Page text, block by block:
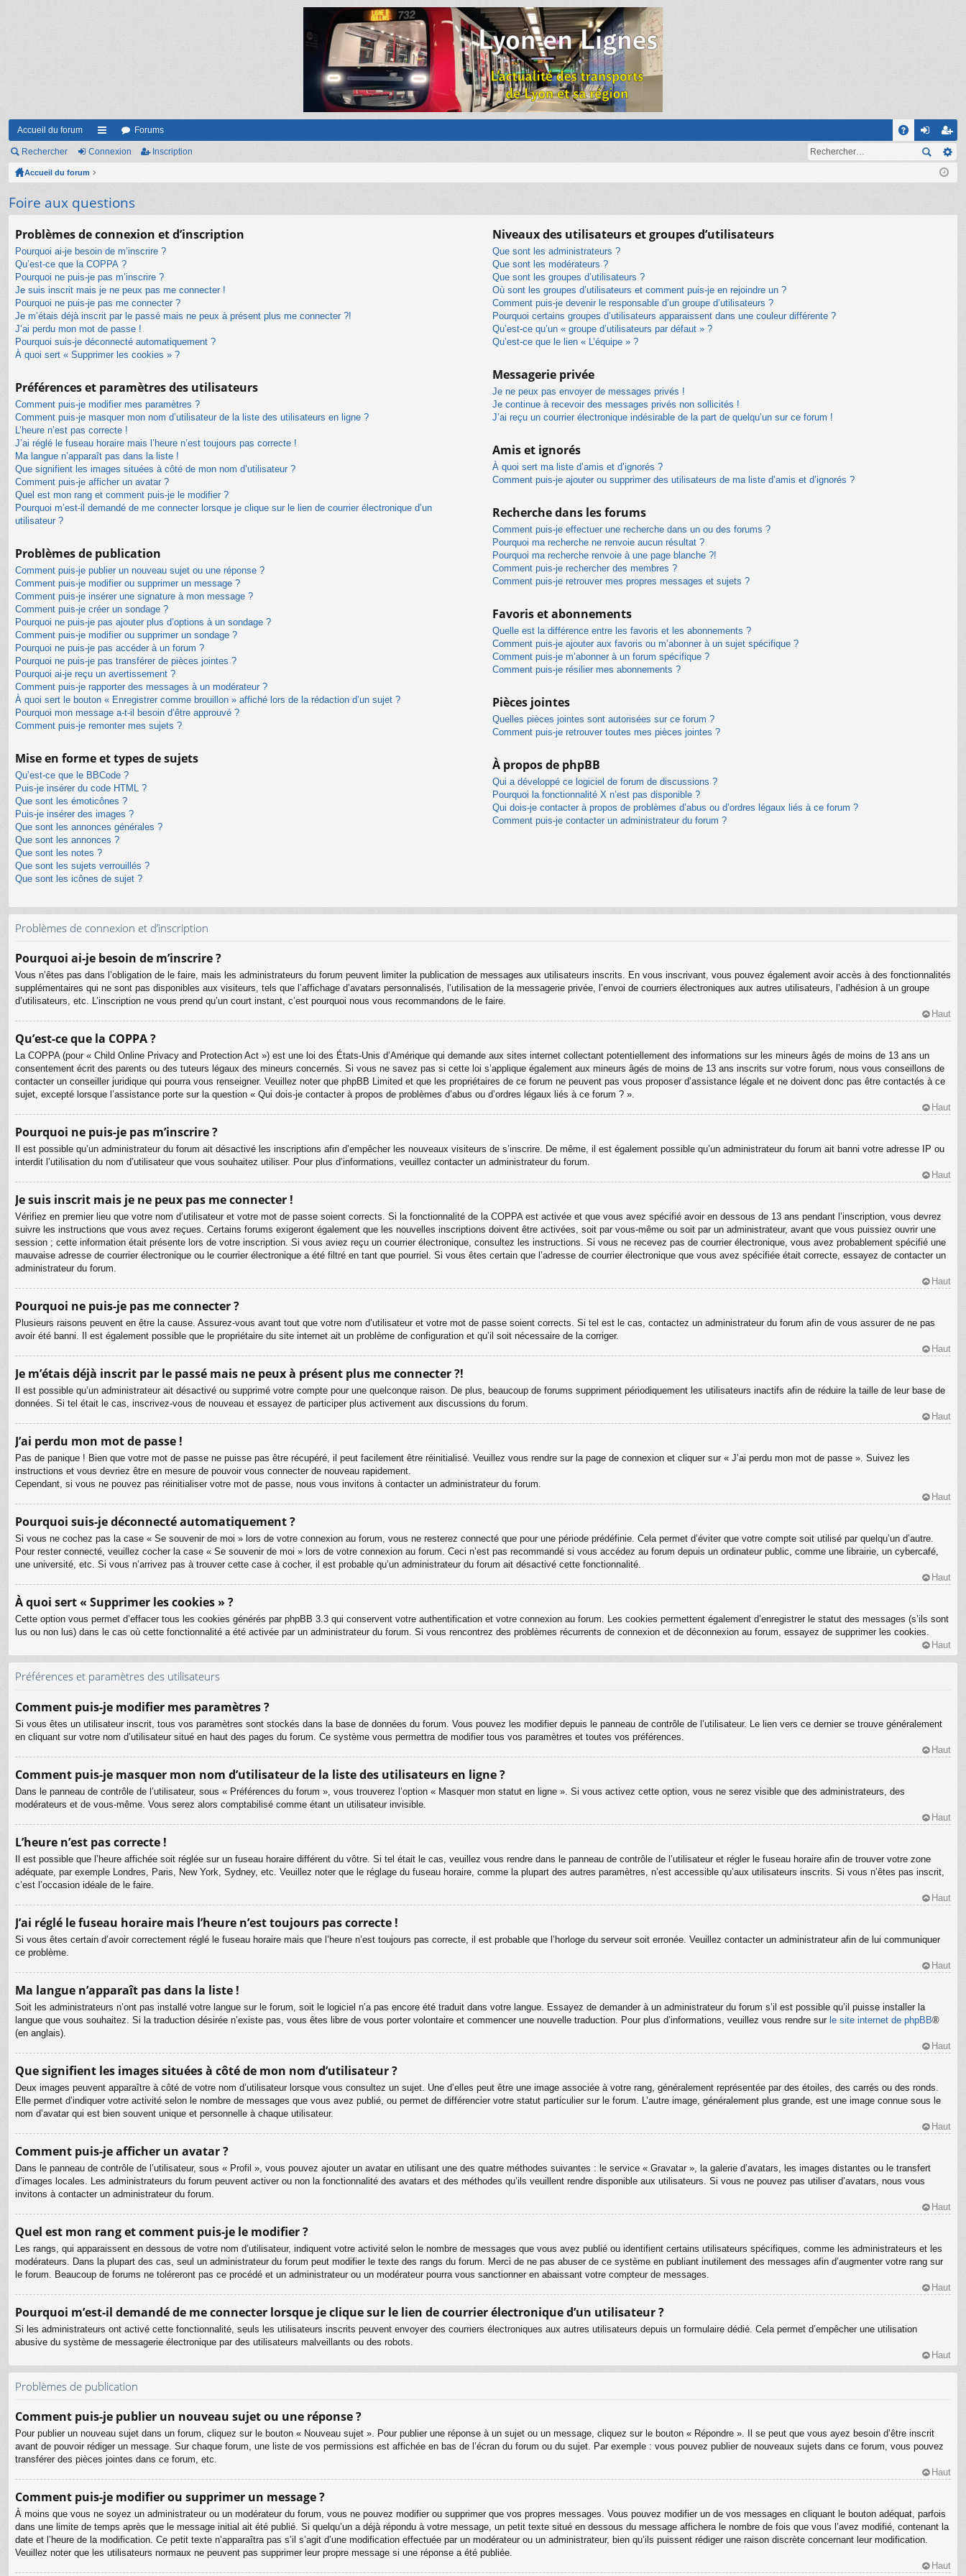
Accueil du forum
ac
ci
s
Forums
on
on
ns
cri
on
Rechercher Connexion Inscription
Accueil du forum
Foire aux questions
Problèmes de connexion et d’inscription
Pourquoi ai-je besoin de m’inscrire ?
Qu’est-ce que la COPPA ?
Pourquoi ne puis-je pas m’inscrire ?
Je suis inscrit mais je ne peux pas me connecter !
Pourquoi ne puis-je pas me connecter ?
Je m’étais déjà inscrit par le passé mais ne peux à présent plus me connecter ?!
J’ai perdu mon mot de passe !
Pourquoi suis-je déconnecté automatiquement ?
À quoi sert « Supprimer les cookies » ?
Préférences et paramètres des utilisateurs
Comment puis-je modifier mes paramètres ?
Comment puis-je masquer mon nom d’utilisateur de la liste des utilisateurs en ligne ?
L’heure n’est pas correcte !
J’ai réglé le fuseau horaire mais l’heure n’est toujours pas correcte !
Ma langue n’apparaît pas dans la liste !
Que signifient les images situées à côté de mon nom d’utilisateur ?
Comment puis-je afficher un avatar ?
Quel est mon rang et comment puis-je le modifier ?
Pourquoi m’est-il demandé de me connecter lorsque je clique sur le lien de courrier électronique d’un
utilisateur ?
Problèmes de publication
Comment puis-je publier un nouveau sujet ou une réponse ?
Comment puis-je modifier ou supprimer un message ?
Comment puis-je insérer une signature à mon message ?
Comment puis-je créer un sondage ?
Pourquoi ne puis-je pas ajouter plus d’options à un sondage ?
Comment puis-je modifier ou supprimer un sondage ?
Pourquoi ne puis-je pas accéder à un forum ?
Pourquoi ne puis-je pas transférer de pièces jointes ?
Pourquoi ai-je reçu un avertissement ?
Comment puis-je rapporter des messages à un modérateur ?
À quoi sert le bouton « Enregistrer comme brouillon » affiché lors de la rédaction d’un sujet ?
Pourquoi mon message a-t-il besoin d’être approuvé ?
Comment puis-je remonter mes sujets ?
Mise en forme et types de sujets
Qu’est-ce que le BBCode ?
Puis-je insérer du code HTML ?
Que sont les émoticônes ?
Puis-je insérer des images ?
Que sont les annonces générales ?
Que sont les annonces ?
Que sont les notes ?
Que sont les sujets verrouillés ?
Que sont les icônes de sujet ?
Niveaux des utilisateurs et groupes d’utilisateurs
Que sont les administrateurs ?
Que sont les modérateurs ?
Que sont les groupes d’utilisateurs ?
Où sont les groupes d’utilisateurs et comment puis-je en rejoindre un ?
Comment puis-je devenir le responsable d’un groupe d’utilisateurs ?
Pourquoi certains groupes d’utilisateurs apparaissent dans une couleur différente ?
Qu’est-ce qu’un « groupe d’utilisateurs par défaut » ?
Qu’est-ce que le lien « L’équipe » ?
Messagerie privée
Je ne peux pas envoyer de messages privés !
Je continue à recevoir des messages privés non sollicités !
J’ai reçu un courrier électronique indésirable de la part de quelqu’un sur ce forum !
Amis et ignorés
À quoi sert ma liste d’amis et d’ignorés ?
Comment puis-je ajouter ou supprimer des utilisateurs de ma liste d’amis et d’ignorés ?
Recherche dans les forums
Comment puis-je effectuer une recherche dans un ou des forums ?
Pourquoi ma recherche ne renvoie aucun résultat ?
Pourquoi ma recherche renvoie à une page blanche ?!
Comment puis-je rechercher des membres ?
Comment puis-je retrouver mes propres messages et sujets ?
Favoris et abonnements
Quelle est la différence entre les favoris et les abonnements ?
Comment puis-je ajouter aux favoris ou m’abonner à un sujet spécifique ?
Comment puis-je m’abonner à un forum spécifique ?
Comment puis-je résilier mes abonnements ?
Pièces jointes
Quelles pièces jointes sont autorisées sur ce forum ?
Comment puis-je retrouver toutes mes pièces jointes ?
À propos de phpBB
Qui a développé ce logiciel de forum de discussions ?
Pourquoi la fonctionnalité X n’est pas disponible ?
Qui dois-je contacter à propos de problèmes d’abus ou d’ordres légaux liés à ce forum ?
Comment puis-je contacter un administrateur du forum ?
Problèmes de connexion et d’inscription
Pourquoi ai-je besoin de m’inscrire ?
Vous n’êtes pas dans l’obligation de le faire, mais les administrateurs du forum peuvent limiter la publication de messages aux utilisateurs inscrits. En vous inscrivant, vous pouvez également avoir accès à des fonctionnalités
supplémentaires qui ne sont pas disponibles aux visiteurs, tels que l’affichage d’avatars personnalisés, l’utilisation de la messagerie privée, l’envoi de courriers électroniques aux autres utilisateurs, l’adhésion à un groupe
d’utilisateurs, etc. L’inscription ne vous prend qu’un court instant, c’est pourquoi nous vous recommandons de le faire.
Haut
Qu’est-ce que la COPPA ?
La COPPA (pour « Child Online Privacy and Protection Act ») est une loi des États-Unis d’Amérique qui demande aux sites internet collectant potentiellement des informations sur les mineurs âgés de moins de 13 ans un
consentement écrit des parents ou des tuteurs légaux des mineurs concernés. Si vous ne savez pas si cette loi s’applique également aux mineurs âgés de moins de 13 ans inscrits sur votre forum, nous vous conseillons de
contacter un conseiller juridique qui pourra vous renseigner. Veuillez noter que phpBB Limited et que les propriétaires de ce forum ne peuvent pas vous proposer d’assistance légale et ne doivent donc pas être contactés à ce
sujet, excepté lorsque l’assistance porte sur la question « Qui dois-je contacter à propos de problèmes d’abus ou d’ordres légaux liés à ce forum ? ».
Haut
Pourquoi ne puis-je pas m’inscrire ?
Il est possible qu’un administrateur du forum ait désactivé les inscriptions afin d’empêcher les nouveaux visiteurs de s’inscrire. De même, il est également possible qu’un administrateur du forum ait banni votre adresse IP ou
interdit l’utilisation du nom d’utilisateur que vous souhaitez utiliser. Pour plus d’informations, veuillez contacter un administrateur du forum.
Haut
Je suis inscrit mais je ne peux pas me connecter !
Vérifiez en premier lieu que votre nom d’utilisateur et votre mot de passe soient corrects. Si la fonctionnalité de la COPPA est activée et que vous avez spécifié avoir en dessous de 13 ans pendant l’inscription, vous devrez
suivre les instructions que vous avez reçues. Certains forums exigeront également que les nouvelles inscriptions doivent être activées, soit par vous-même ou soit par un administrateur, avant que vous puissiez ouvrir une
session ; cette information était présente lors de votre inscription. Si vous aviez reçu un courrier électronique, consultez les instructions. Si vous ne recevez pas de courrier électronique, vous avez probablement spécifié une
mauvaise adresse de courrier électronique ou le courrier électronique a été filtré en tant que pourriel. Si vous êtes certain que l’adresse de courrier électronique que vous avez spécifiée était correcte, essayez de contacter un
administrateur du forum.
Haut
Pourquoi ne puis-je pas me connecter ?
Plusieurs raisons peuvent en être la cause. Assurez-vous avant tout que votre nom d’utilisateur et votre mot de passe soient corrects. Si tel est le cas, contactez un administrateur du forum afin de vous assurer de ne pas
avoir été banni. Il est également possible que le propriétaire du site internet ait un problème de configuration et qu’il soit nécessaire de la corriger.
Haut
Je m’étais déjà inscrit par le passé mais ne peux à présent plus me connecter ?!
Il est possible qu’un administrateur ait désactivé ou supprimé votre compte pour une quelconque raison. De plus, beaucoup de forums suppriment périodiquement les utilisateurs inactifs afin de réduire la taille de leur base de
données. Si tel était le cas, inscrivez-vous de nouveau et essayez de participer plus activement aux discussions du forum.
Haut
J’ai perdu mon mot de passe !
Pas de panique ! Bien que votre mot de passe ne puisse pas être récupéré, il peut facilement être réinitialisé. Veuillez vous rendre sur la page de connexion et cliquer sur « J’ai perdu mon mot de passe ». Suivez les
instructions et vous devriez être en mesure de pouvoir vous connecter de nouveau rapidement.
Cependant, si vous ne pouvez pas réinitialiser votre mot de passe, nous vous invitons à contacter un administrateur du forum.
Haut
Pourquoi suis-je déconnecté automatiquement ?
Si vous ne cochez pas la case « Se souvenir de moi » lors de votre connexion au forum, vous ne resterez connecté que pour une période prédéfinie. Cela permet d’éviter que votre compte soit utilisé par quelqu’un d’autre.
Pour rester connecté, veuillez cocher la case « Se souvenir de moi » lors de votre connexion au forum. Ceci n’est pas recommandé si vous accédez au forum depuis un ordinateur public, comme une librairie, un cybercafé,
une université, etc. Si vous n’arrivez pas à trouver cette case à cocher, il est probable qu’un administrateur du forum ait désactivé cette fonctionnalité.
Haut
À quoi sert « Supprimer les cookies » ?
Cette option vous permet d’effacer tous les cookies générés par phpBB 3.3 qui conservent votre authentification et votre connexion au forum. Les cookies permettent également d’enregistrer le statut des messages (s’ils sont
lus ou non lus) dans le cas où cette fonctionnalité a été activée par un administrateur du forum. Si vous rencontrez des problèmes récurrents de connexion et de déconnexion au forum, essayez de supprimer les cookies.
Haut
Préférences et paramètres des utilisateurs
Comment puis-je modifier mes paramètres ?
Si vous êtes un utilisateur inscrit, tous vos paramètres sont stockés dans la base de données du forum. Vous pouvez les modifier depuis le panneau de contrôle de l’utilisateur. Le lien vers ce dernier se trouve généralement
en cliquant sur votre nom d’utilisateur situé en haut des pages du forum. Ce système vous permettra de modifier tous vos paramètres et toutes vos préférences.
Haut
Comment puis-je masquer mon nom d’utilisateur de la liste des utilisateurs en ligne ?
Dans le panneau de contrôle de l’utilisateur, sous « Préférences du forum », vous trouverez l’option « Masquer mon statut en ligne ». Si vous activez cette option, vous ne serez visible que des administrateurs, des
modérateurs et de vous-même. Vous serez alors comptabilisé comme étant un utilisateur invisible.
Haut
L’heure n’est pas correcte !
Il est possible que l’heure affichée soit réglée sur un fuseau horaire différent du vôtre. Si tel était le cas, veuillez vous rendre dans le panneau de contrôle de l’utilisateur et régler le fuseau horaire afin de trouver votre zone
adéquate, par exemple Londres, Paris, New York, Sydney, etc. Veuillez noter que le réglage du fuseau horaire, comme la plupart des autres paramètres, n’est accessible qu’aux utilisateurs inscrits. Si vous n’êtes pas inscrit,
c’est l’occasion idéale de le faire.
Haut
J’ai réglé le fuseau horaire mais l’heure n’est toujours pas correcte !
Si vous êtes certain d’avoir correctement réglé le fuseau horaire mais que l’heure n’est toujours pas correcte, il est probable que l’horloge du serveur soit erronée. Veuillez contacter un administrateur afin de lui communiquer
ce problème.
Haut
Ma langue n’apparaît pas dans la liste !
Soit les administrateurs n’ont pas installé votre langue sur le forum, soit le logiciel n’a pas encore été traduit dans votre langue. Essayez de demander à un administrateur du forum s’il est possible qu’il puisse installer la
langue que vous souhaitez. Si la traduction désirée n’existe pas, vous êtes libre de vous porter volontaire et commencer une nouvelle traduction. Pour plus d’informations, veuillez vous rendre sur le site internet de phpBB®
(en anglais).
Haut
Que signifient les images situées à côté de mon nom d’utilisateur ?
Deux images peuvent apparaître à côté de votre nom d’utilisateur lorsque vous consultez un sujet. Une d’elles peut être une image associée à votre rang, généralement représentée par des étoiles, des carrés ou des ronds.
Elle permet d’indiquer votre activité selon le nombre de messages que vous avez publié, ou permet de différencier votre statut particulier sur le forum. L’autre image, généralement plus grande, est une image connue sous le
nom d’avatar qui est bien souvent unique et personnelle à chaque utilisateur.
Haut
Comment puis-je afficher un avatar ?
Dans le panneau de contrôle de l’utilisateur, sous « Profil », vous pouvez ajouter un avatar en utilisant une des quatre méthodes suivantes : le service « Gravatar », la galerie d’avatars, les images distantes ou le transfert
d’images locales. Les administrateurs du forum peuvent activer ou non la fonctionnalité des avatars et des méthodes qu’ils veuillent rendre disponible aux utilisateurs. Si vous ne pouvez pas utiliser d’avatars, nous vous
invitons à contacter un administrateur du forum.
Haut
Quel est mon rang et comment puis-je le modifier ?
Les rangs, qui apparaissent en dessous de votre nom d’utilisateur, indiquent votre activité selon le nombre de messages que vous avez publié ou identifient certains utilisateurs spécifiques, comme les administrateurs et les
modérateurs. Dans la plupart des cas, seul un administrateur du forum peut modifier le texte des rangs du forum. Merci de ne pas abuser de ce système en publiant inutilement des messages afin d’augmenter votre rang sur
le forum. Beaucoup de forums ne toléreront pas ce procédé et un administrateur ou un modérateur pourra vous sanctionner en abaissant votre compteur de messages.
Haut
Pourquoi m’est-il demandé de me connecter lorsque je clique sur le lien de courrier électronique d’un utilisateur ?
Si les administrateurs ont activé cette fonctionnalité, seuls les utilisateurs inscrits peuvent envoyer des courriers électroniques aux autres utilisateurs depuis un formulaire dédié. Cela permet d’empêcher une utilisation
abusive du système de messagerie électronique par des utilisateurs malveillants ou des robots.
Haut
Problèmes de publication
Comment puis-je publier un nouveau sujet ou une réponse ?
Pour publier un nouveau sujet dans un forum, cliquez sur le bouton « Nouveau sujet ». Pour publier une réponse à un sujet ou un message, cliquez sur le bouton « Répondre ». Il se peut que vous ayez besoin d’être inscrit
avant de pouvoir rédiger un message. Sur chaque forum, une liste de vos permissions est affichée en bas de l’écran du forum ou du sujet. Par exemple : vous pouvez publier de nouveaux sujets dans ce forum, vous pouvez
transférer des pièces jointes dans ce forum, etc.
Haut
Comment puis-je modifier ou supprimer un message ?
À moins que vous ne soyez un administrateur ou un modérateur du forum, vous ne pouvez modifier ou supprimer que vos propres messages. Vous pouvez modifier un de vos messages en cliquant le bouton adéquat, parfois
dans une limite de temps après que le message initial ait été publié. Si quelqu’un a déjà répondu à votre message, un petit texte situé en dessous du message affichera le nombre de fois que vous l’avez modifié, contenant la
date et l’heure de la modification. Ce petit texte n’apparaîtra pas s’il s’agit d’une modification effectuée par un modérateur ou un administrateur, bien qu’ils puissent rédiger une raison discrète concernant leur modification.
Veuillez noter que les utilisateurs normaux ne peuvent pas supprimer leur propre message si une réponse a été publiée.
Haut